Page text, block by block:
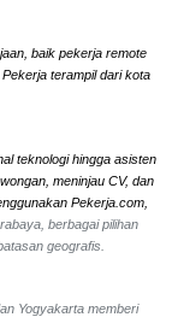
baik pekerja remote
terampil dari kota
teknologi hingga asisten
meninjau CV, dan
Pekerja.com,
berbagai pilihan
geografis.
Yogyakarta memberi